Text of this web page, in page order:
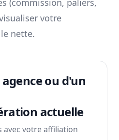
(commission, paliers,
votre
nette.
ou d'un
actuelle
avec votre affiliation